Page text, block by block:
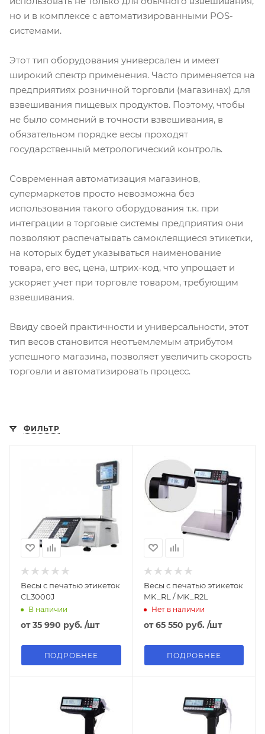
но и в комплексе с автоматизированными POS-
системами.
Этот тип оборудования универсален и имеет
широкий спектр применения. Часто применяется на
предприятиях розничной торговли (магазинах) для
взвешивания пищевых продуктов. Поэтому, чтобы
не было сомнений в точности взвешивания, в
обязательном порядке весы проходят
государственный метрологический контроль.
Современная автоматизация магазинов,
супермаркетов просто невозможна без
использования такого оборудования т.к. при
интеграции в торговые системы предприятия они
позволяют распечатывать самоклеящиеся этикетки,
на которых будет указываться наименование
товара, его вес, цена, штрих-код, что упрощает и
ускоряет учет при торговле товаром, требующим
взвешивания.
Ввиду своей практичности и универсальности, этот
тип весов становится неотъемлемым атрибутом
успешного магазина, позволяет увеличить скорость
торговли и автоматизировать процесс.
ФИЛЬТР
Весы с печатью этикеток
CL3000J
В наличии
от35 990 руб. /шт
ПОДРОБНЕЕ
Весы с печатью этикеток
MK_RL / MK_R2L
Нет в наличии
от65 550 руб. /шт
ПОДРОБНЕЕ